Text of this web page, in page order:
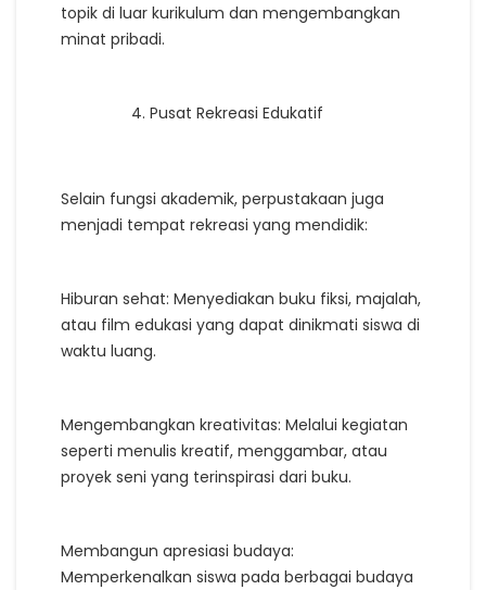
topik di luar kurikulum dan mengembangkan
minat pribadi.
Pusat Rekreasi Edukatif
Selain fungsi akademik, perpustakaan juga
menjadi tempat rekreasi yang mendidik:
Hiburan sehat: Menyediakan buku fiksi, majalah,
atau film edukasi yang dapat dinikmati siswa di
waktu luang.
Mengembangkan kreativitas: Melalui kegiatan
seperti menulis kreatif, menggambar, atau
proyek seni yang terinspirasi dari buku.
Membangun apresiasi budaya:
Memperkenalkan siswa pada berbagai budaya